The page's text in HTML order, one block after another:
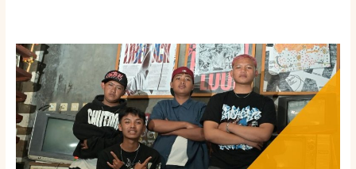
Rahasia
Bikin
Album
Kenangan
Hits:
Jasa
Buku